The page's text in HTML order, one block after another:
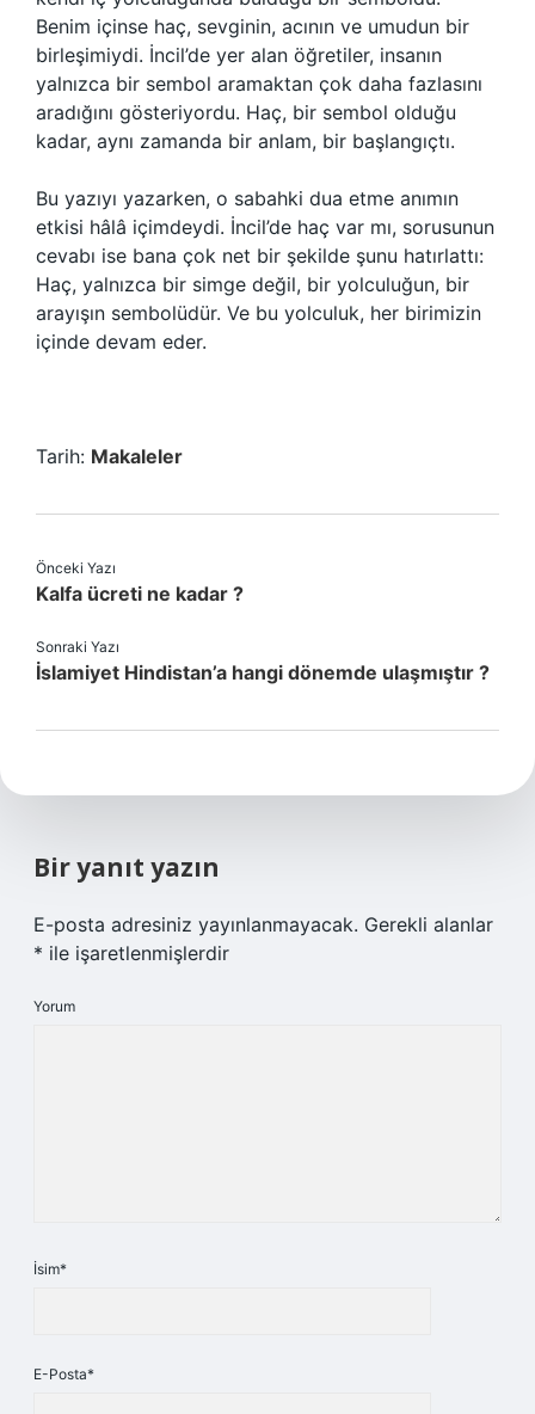
Benim içinse haç, sevginin, acının ve umudun bir
birleşimiydi. İncil’de yer alan öğretiler, insanın
yalnızca bir sembol aramaktan çok daha fazlasını
aradığını gösteriyordu. Haç, bir sembol olduğu
kadar, aynı zamanda bir anlam, bir başlangıçtı.
Bu yazıyı yazarken, o sabahki dua etme anımın
etkisi hâlâ içimdeydi. İncil’de haç var mı, sorusunun
cevabı ise bana çok net bir şekilde şunu hatırlattı:
Haç, yalnızca bir simge değil, bir yolculuğun, bir
arayışın sembolüdür. Ve bu yolculuk, her birimizin
içinde devam eder.
Tarih: Makaleler
Önceki Yazı
Kalfa ücreti ne kadar ?
Sonraki Yazı
İslamiyet Hindistan’a hangi dönemde ulaşmıştır ?
Bir yanıt yazın
E-posta adresiniz yayınlanmayacak. Gerekli alanlar
* ile işaretlenmişlerdir
Yorum
İsim*
E-Posta*